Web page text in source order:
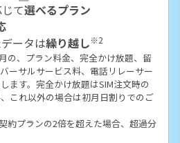
て選べるプラン
ータは繰り越し※2
の、プラン料金、完全かけ放題、留
ーサルサービス料、電話リレーサー
ます。完全かけ放題はSIM注文時の
これ以外の場合は初月日割りでのご
約プランの2倍を超えた場合、超過分